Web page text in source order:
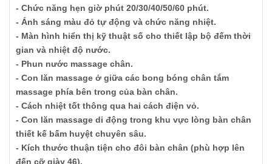
- Chức năng hẹn giờ phút 20/30/40/50/60 phút.
- Ánh sáng màu đỏ tự động và chức năng nhiệt.
- Màn hình hiển thị kỹ thuật số cho thiết lập bộ đếm thời
gian và nhiệt độ nước.
- Phun nước massage chân.
- Con lăn massage ở giữa các bong bóng chân tắm
massage phía bên trong của bàn chân.
- Cách nhiệt tốt thông qua hai cách điện vỏ.
- Con lăn massage di động trong khu vực lòng bàn chân
thiết kế bấm huyệt chuyên sâu.
- Kích thước thuận tiện cho đôi bàn chân (phù hợp lên
đến cỡ giày 46).